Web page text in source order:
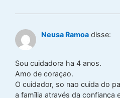
Neusa Ramoa disse:
Sou cuidadora ha 4 anos.
Amo de coraçao.
O cuidador, so nao cuida do
a famîlia através da confiança